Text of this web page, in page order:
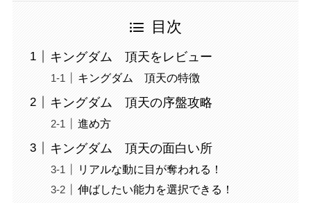
目次
キングダム 頂天をレビュー
キングダム 頂天の特徴
キングダム 頂天の序盤攻略
進め方
キングダム 頂天の面白い所
リアルな動に目が奪われる！
伸ばしたい能力を選択できる！